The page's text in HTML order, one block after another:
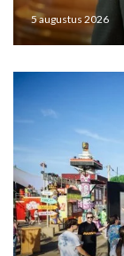
5 augustus 2026